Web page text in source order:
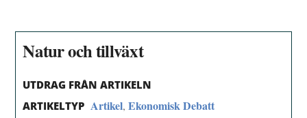
Natur och tillväxt
UTDRAG FRÅN ARTIKELN
ARTIKELTYP Artikel,Ekonomisk Debatt